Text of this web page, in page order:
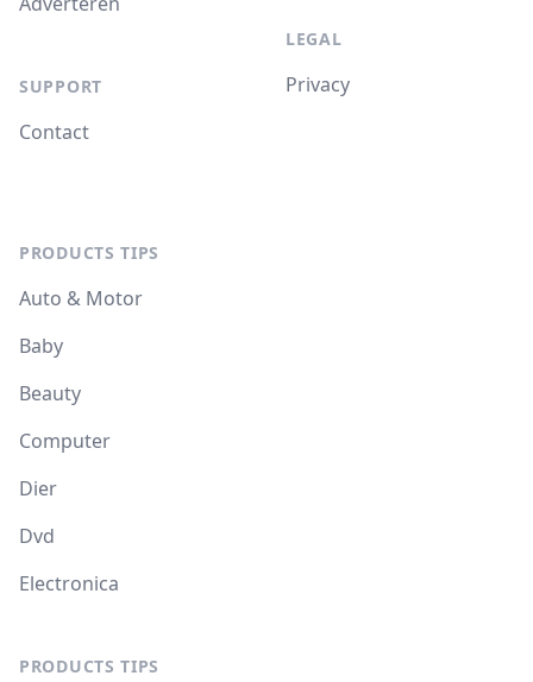
SUPPORT
Contact
LEGAL
Privacy
PRODUCTS TIPS
Auto & Motor
Baby
Beauty
Computer
Dier
Dvd
Electronica
PRODUCTS TIPS